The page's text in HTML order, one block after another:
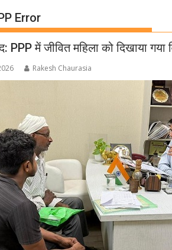
Error
PPP में जीवित महिला को दिखाया
Rakesh Chaurasia